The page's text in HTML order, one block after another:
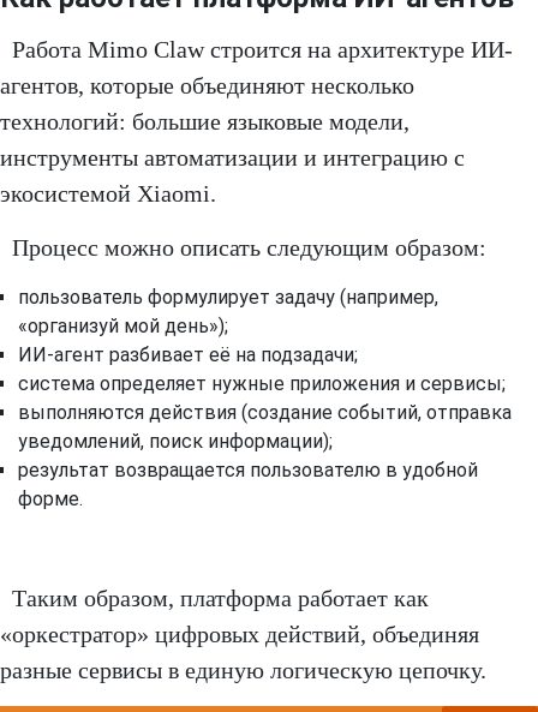
Работа Mimo Claw строится на архитектуре ИИ-
агентов, которые объединяют несколько
технологий: большие языковые модели,
инструменты автоматизации и интеграцию с
экосистемой Xiaomi.
Процесс можно описать следующим образом:
пользователь формулирует задачу (например,
«организуй мой день»);
ИИ-агент разбивает её на подзадачи;
система определяет нужные приложения и сервисы;
выполняются действия (создание событий, отправка
уведомлений, поиск информации);
результат возвращается пользователю в удобной
форме.
Таким образом, платформа работает как
«оркестратор» цифровых действий, объединяя
разные сервисы в единую логическую цепочку.